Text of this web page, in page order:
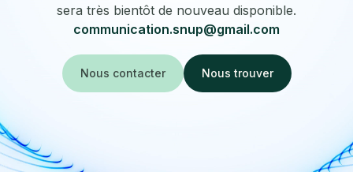
sera très bientôt de nouveau disponible.
communication.snup@gmail.com
Nous contacter Nous trouver